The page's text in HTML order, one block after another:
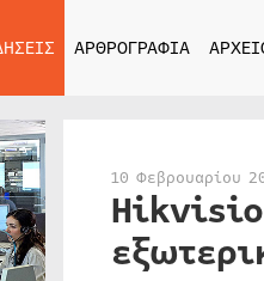
ΑΡΘΡΟΓΡΑΦΙΑ
10 Φεβρουαρίου